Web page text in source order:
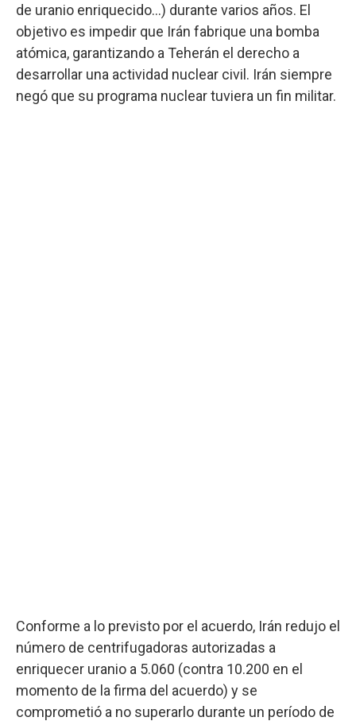
de uranio enriquecido...) durante varios años. El
objetivo es impedir que Irán fabrique una bomba
atómica, garantizando a Teherán el derecho a
desarrollar una actividad nuclear civil. Irán siempre
negó que su programa nuclear tuviera un fin militar.
Conforme a lo previsto por el acuerdo, Irán redujo el
número de centrifugadoras autorizadas a
enriquecer uranio a 5.060 (contra 10.200 en el
momento de la firma del acuerdo) y se
comprometió a no superarlo durante un período de